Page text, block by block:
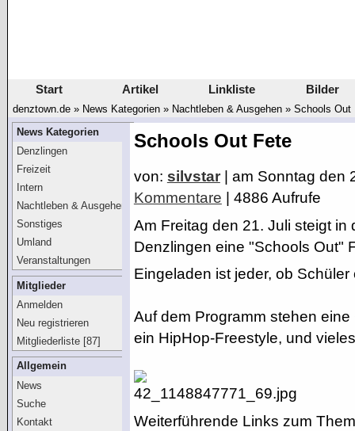
Start Artikel Linkliste Bilder
denztown.de » News Kategorien » Nachtleben & Ausgehen »Schools Out
News Kategorien
Denzlingen
Freizeit
Intern
Nachtleben & Ausgehen
Sonstiges
Umland
Veranstaltungen
Mitglieder
Anmelden
Neu registrieren
Mitgliederliste [87]
Allgemein
News
Suche
Kontakt
Schools Out Fete
von: silvstar| am Sonntag den
Kommentare | 4886 Aufrufe
Am Freitag den 21. Juli steigt
Denzlingen eine "Schools Out"
Eingeladen ist jeder, ob
Auf dem Programm stehen
ein HipHop-Freestyle, und
Weiterführende Links zum